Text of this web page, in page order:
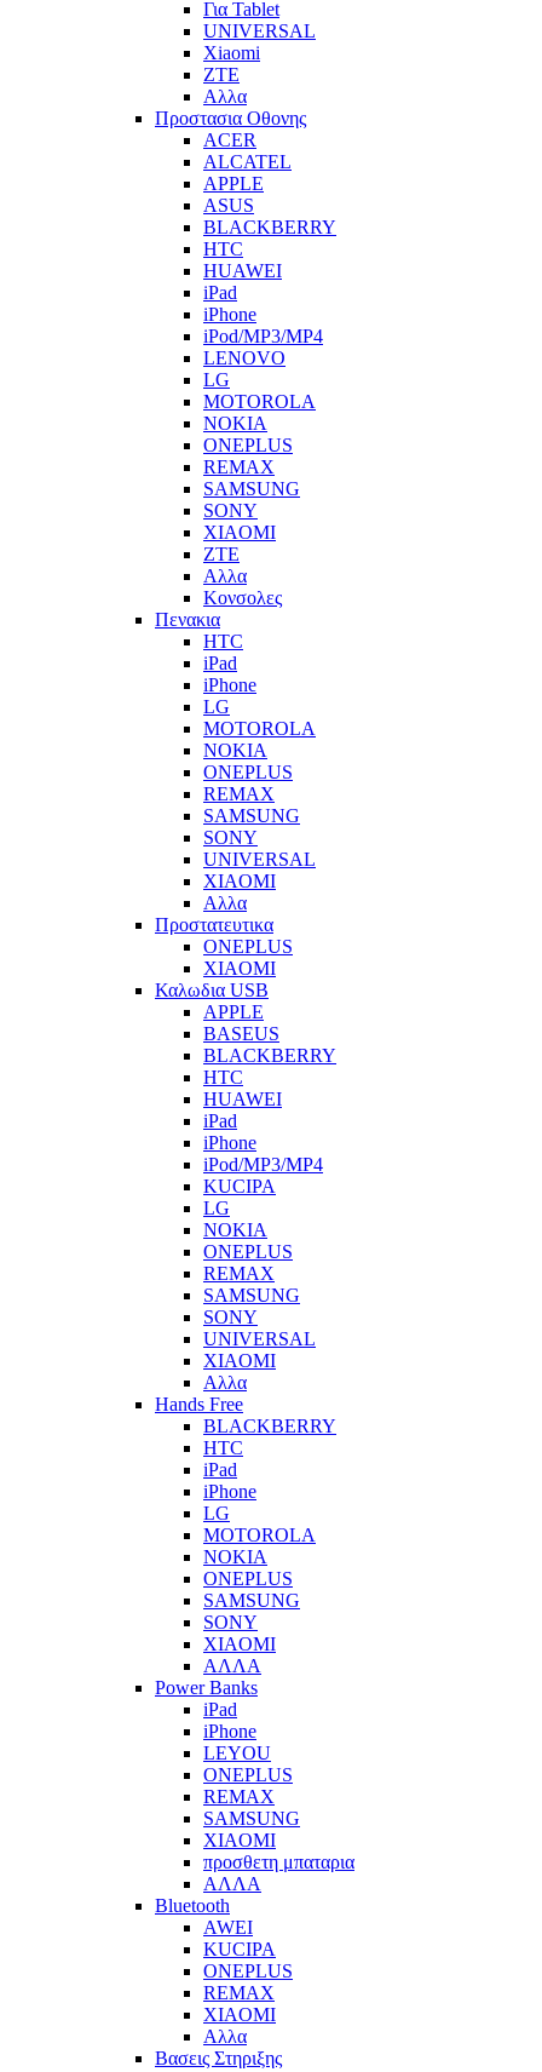
Για Tablet
UNIVERSAL
Xiaomi
ZTE
Αλλα
Προστασια Οθονης
ACER
ALCATEL
APPLE
ASUS
BLACKBERRY
HTC
HUAWEI
iPad
iPhone
iPod/MP3/MP4
LENOVO
LG
MOTOROLA
NOKIA
ONEPLUS
REMAX
SAMSUNG
SONY
XIAOMI
ZTE
Αλλα
Κονσολες
Πενακια
HTC
iPad
iPhone
LG
MOTOROLA
NOKIA
ONEPLUS
REMAX
SAMSUNG
SONY
UNIVERSAL
XIAOMI
Αλλα
Προστατευτικα
ONEPLUS
XIAOMI
Καλωδια USB
APPLE
BASEUS
BLACKBERRY
HTC
HUAWEI
iPad
iPhone
iPod/MP3/MP4
KUCIPA
LG
NOKIA
ONEPLUS
REMAX
SAMSUNG
SONY
UNIVERSAL
XIAOMI
Αλλα
Hands Free
BLACKBERRY
HTC
iPad
iPhone
LG
MOTOROLA
NOKIA
ONEPLUS
SAMSUNG
SONY
XIAOMI
ΑΛΛΑ
Power Banks
iPad
iPhone
LEYOU
ONEPLUS
REMAX
SAMSUNG
XIAOMI
προσθετη μπαταρια
ΑΛΛΑ
Bluetooth
AWEI
KUCIPA
ONEPLUS
REMAX
XIAOMI
Αλλα
Βασεις Στηριξης